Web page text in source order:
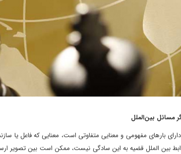
مسائل بین‌الملل
بارهای مفهومی و معنایی متفاوتی است، معنایی که فاعل یا
بین الملل قضیه به این سادگی نیست، ممکن است بین تصویر